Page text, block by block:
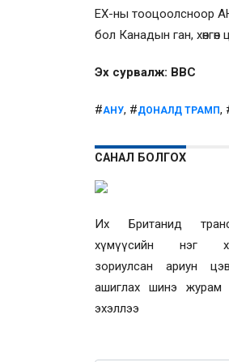
ЕХ-ны тооцоолсноор
бол Канадын ган,
Эх сурвалж: BBC
#АНУ, #ДОНАЛД ТРАМП,
САНАЛ БОЛГОХ
Их Британид
хүмүүсийн нэг
зориулсан ариун
ашиглах шинэ журам
эхэллээ